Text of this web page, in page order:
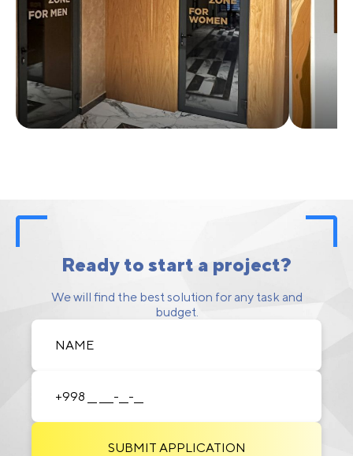
Ready to start a project?
We will find the best solution for any task and
budget.
SUBMIT APPLICATION